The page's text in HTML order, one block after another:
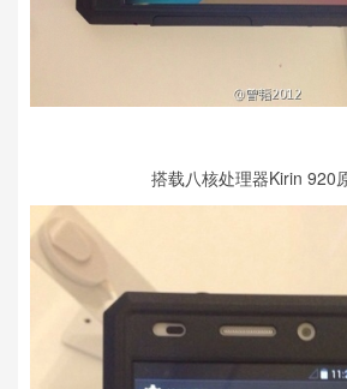
搭载八核处理器Kirin 920